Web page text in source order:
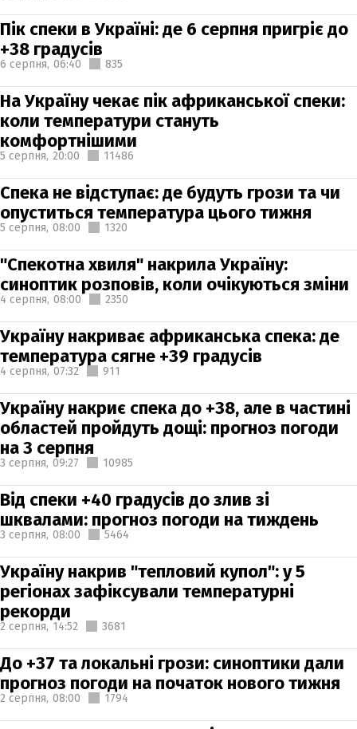
Пік спеки в Україні: де 6 серпня пригріє до
+38 градусів
6 серпня, 06:40 835
На Україну чекає пік африканської спеки:
коли температури стануть
комфортнішими
5 серпня, 20:00 11486
Спека не відступає: де будуть грози та чи
опуститься температура цього тижня
5 серпня, 08:00 1320
"Спекотна хвиля" накрила Україну:
синоптик розповів, коли очікуються зміни
4 серпня, 08:00 2350
Україну накриває африканська спека: де
температура сягне +39 градусів
4 серпня, 07:32 911
Україну накриє спека до +38, але в частині
областей пройдуть дощі: прогноз погоди
на 3 серпня
3 серпня, 09:27 10985
Від спеки +40 градусів до злив зі
шквалами: прогноз погоди на тиждень
3 серпня, 08:00 5464
Україну накрив "тепловий купол": у 5
регіонах зафіксували температурні
рекорди
2 серпня, 14:52 3681
До +37 та локальні грози: синоптики дали
прогноз погоди на початок нового тижня
2 серпня, 08:00 1794